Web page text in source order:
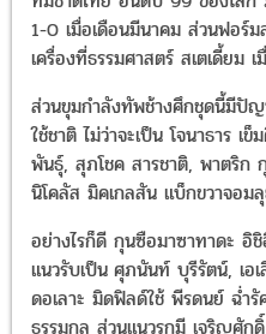
1-0 เมื่อเดือนมีนาคม ส่วนฟอร์
เครื่องที่ธรรมศาสตร์ สเตเดี้ยม
ส่วนขุมกำลังทัพช้างศึกชุดนี้มีปั
ใช้ชาติ ไม่ว่าจะเป็น โจนาธาร
พันธุ์, สุภโชค สารชาติ, พาตริ
นิโคลัส มิคเกลสัน แบ็กขวาจอม
อย่างไรก็ดี กุนซือมาซาทาดะ อิ
แนวรับเป็น ศุภนันท์ บุรีรัตน์, เอ
ดอเลาะ มิดฟิลด์ใช้ พีรดนย์ ฉ่ำ
ธรรมกุล ส่วนแนวรุกมี เจริญศั